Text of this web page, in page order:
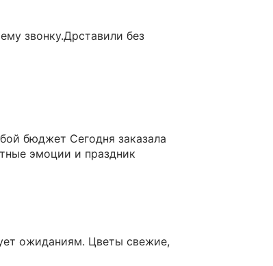
звонку.Дрставили без
бюджет Сегодня заказала
эмоции и праздник
ожиданиям. Цветы свежие,